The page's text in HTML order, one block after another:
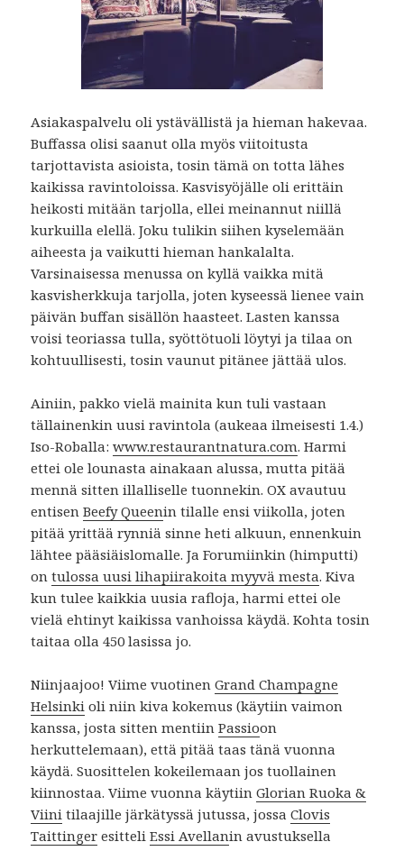
Asiakaspalvelu oli ystävällistä ja hieman hakevaa.
Buffassa olisi saanut olla myös viitoitusta
tarjottavista asioista, tosin tämä on totta lähes
kaikissa ravintoloissa. Kasvisyöjälle oli erittäin
heikosti mitään tarjolla, ellei meinannut niillä
kurkuilla elellä. Joku tulikin siihen kyselemään
aiheesta ja vaikutti hieman hankalalta.
Varsinaisessa menussa on kyllä vaikka mitä
kasvisherkkuja tarjolla, joten kyseessä lienee vain
päivän buffan sisällön haasteet. Lasten kanssa
voisi teoriassa tulla, syöttötuoli löytyi ja tilaa on
kohtuullisesti, tosin vaunut pitänee jättää ulos.
Ainiin, pakko vielä mainita kun tuli vastaan
tällainenkin uusi ravintola (aukeaa ilmeisesti 1.4.)
Iso-Roballa:www.restaurantnatura.com. Harmi
ettei ole lounasta ainakaan alussa, mutta pitää
mennä sitten illalliselle tuonnekin. OX avautuu
entisenBeefy Queenin tilalle ensi viikolla, joten
pitää yrittää rynniä sinne heti alkuun, ennenkuin
lähtee pääsiäislomalle. Ja Forumiinkin (himputti)
ontulossa uusi lihapiirakoita myyvä mesta. Kiva
kun tulee kaikkia uusia rafloja, harmi ettei ole
vielä ehtinyt kaikissa vanhoissa käydä. Kohta tosin
taitaa olla 450 lasissa jo.
Niinjaajoo! Viime vuotinenGrand Champagne
Helsinki oli niin kiva kokemus (käytiin vaimon
kanssa, josta sitten mentiinPassioon
herkuttelemaan), että pitää taas tänä vuonna
käydä. Suosittelen kokeilemaan jos tuollainen
kiinnostaa. Viime vuonna käytiinGlorian Ruoka &
Viini tilaajille järkätyssä jutussa, jossaClovis
Taittinger esitteliEssi Avellanin avustuksella